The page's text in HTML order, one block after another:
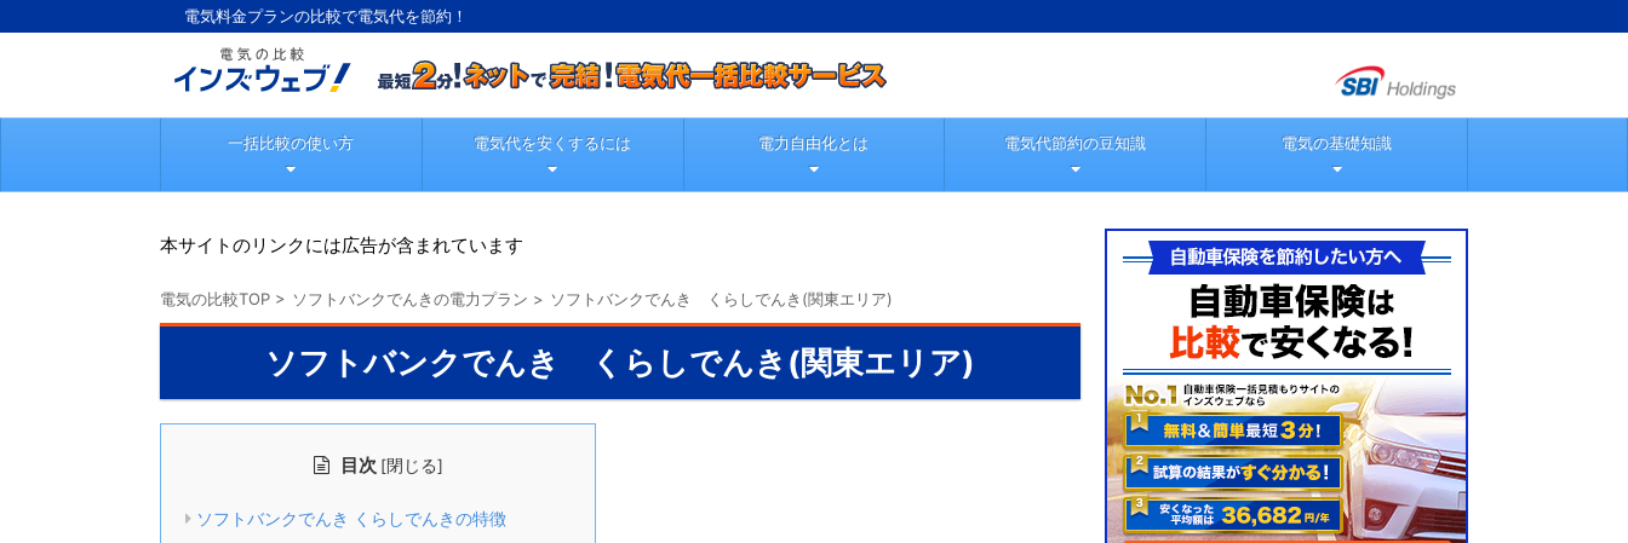
電気料金プランの比較で電気代を節約！
一括比較の使い方 電気代を安くするには 電力自由化とは 電気代節約の豆知識 電気の基礎知識
本サイトのリンクには広告が含まれています
電気の比較TOP > ソフトバンクでんきの電力プラン > ソフトバンクでんき くらしでんき(関東エリア)
ソフトバンクでんき くらしでんき(関東エリア)
目次 [閉じる]
ソフトバンクでんき くらしでんきの特徴